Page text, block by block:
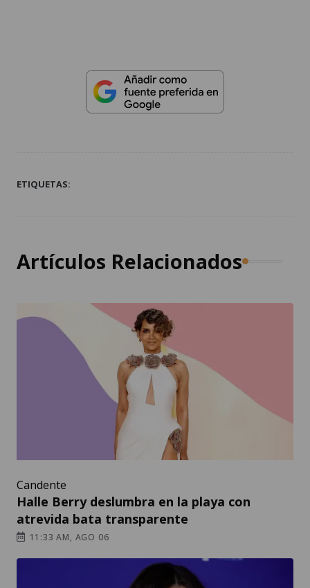
ETIQUETAS:
Artículos Relacionados
Candente
Halle Berry deslumbra en la playa con
atrevida bata transparente
11:33 AM, AGO 06